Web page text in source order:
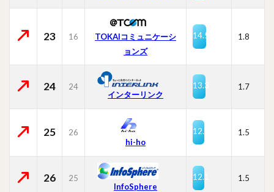
23 16
TOKAIコミュニケーシ
ョンズ
14.5 1.8
24
24
インターリンク
13.3 1.7
25
26
hi-ho
12.1 1.5
26
25
InfoSphere
12.1 1.5